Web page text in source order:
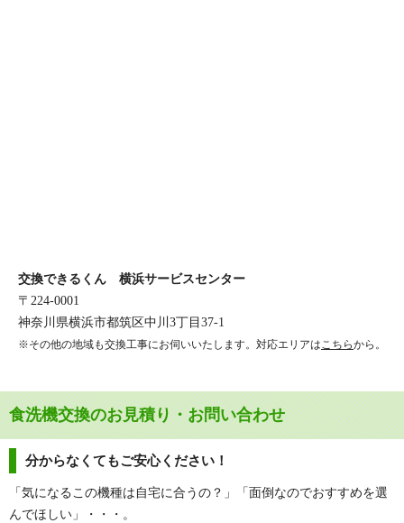
交換できるくん 横浜サービスセンター
〒224-0001
神奈川県横浜市都筑区中川3丁目37-1
※その他の地域も交換工事にお伺いいたします。対応エリアはこちらから。
食洗機交換のお見積り・お問い合わせ
分からなくてもご安心ください！
「気になるこの機種は自宅に合うの？」「面倒なのでおすすめを選
んでほしい」・・・。